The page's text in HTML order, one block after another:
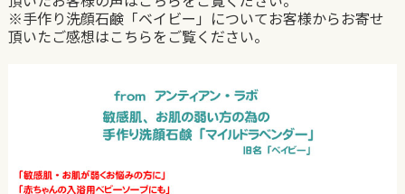
※手作り洗顔石鹸「ベイビー」についてお客様からお寄せ
頂いたご感想はこちらをご覧ください。